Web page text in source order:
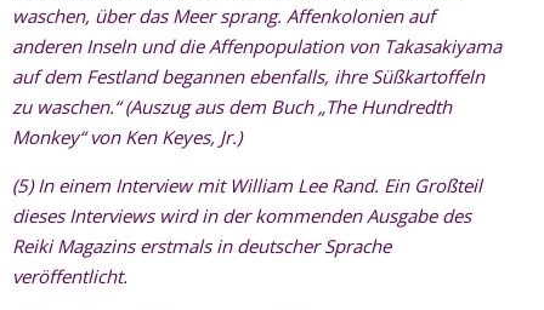
waschen, über das Meer sprang. Affenkolonien auf
anderen Inseln und die Affenpopulation von Takasakiyama
auf dem Festland begannen ebenfalls, ihre Süßkartoffeln
zu waschen.“ (Auszug aus dem Buch „The Hundredth
Monkey“ von Ken Keyes, Jr.)
(5) In einem Interview mit William Lee Rand. Ein Großteil
dieses Interviews wird in der kommenden Ausgabe des
Reiki Magazins erstmals in deutscher Sprache
veröffentlicht.